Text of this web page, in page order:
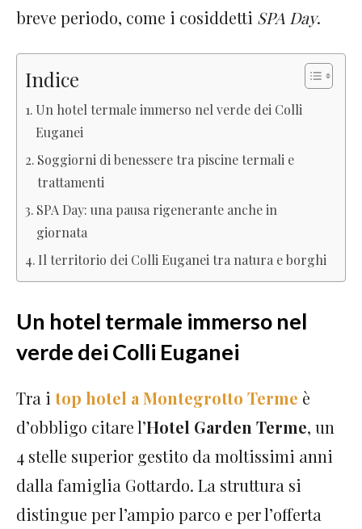
breve periodo, come i cosiddetti SPA Day.
Indice
Un hotel termale immerso nel verde dei Colli
Euganei
Soggiorni di benessere tra piscine termali e
trattamenti
SPA Day: una pausa rigenerante anche in
giornata
Il territorio dei Colli Euganei tra natura e borghi
Un hotel termale immerso nel
verde dei Colli Euganei
Tra i top hotel a Montegrotto Terme è
d’obbligo citare l’Hotel Garden Terme, un
4 stelle superior gestito da moltissimi anni
dalla famiglia Gottardo. La struttura si
distingue per l’ampio parco e per l’offerta